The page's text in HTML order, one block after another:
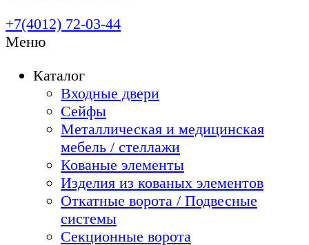
+7(4012) 72-03-44
Меню
Каталог
Входные двери
Сейфы
Металлическая и медицинская
мебель / стеллажи
Кованые элементы
Изделия из кованых элементов
Откатные ворота / Подвесные
системы
Секционные ворота